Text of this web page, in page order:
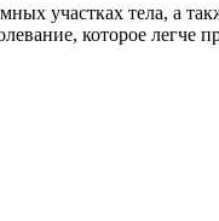
участках тела, а
которое легче